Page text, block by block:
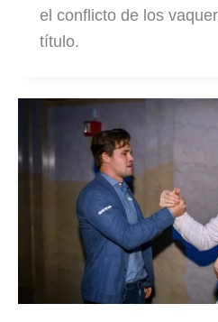
el conflicto de los
título.